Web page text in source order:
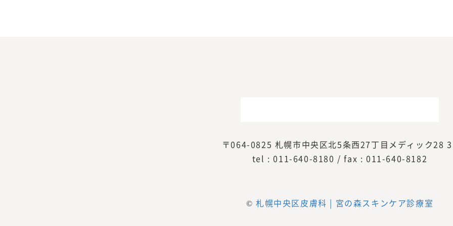
〒064-0825 札幌市中央区北5条西27丁目メディック28
tel :011-640-8180 / fax : 011-640-8182
© 札幌中央区皮膚科 | 宮の森スキンケア診療室